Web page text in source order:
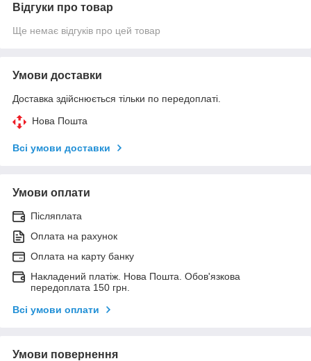
Відгуки про товар
Ще немає відгуків про цей товар
Умови доставки
Доставка здійснюється тільки по передоплаті.
Нова Пошта
Всі умови доставки
Умови оплати
Післяплата
Оплата на рахунок
Оплата на карту банку
Накладений платіж. Нова Пошта. Обов'язкова
передоплата 150 грн.
Всі умови оплати
Умови повернення